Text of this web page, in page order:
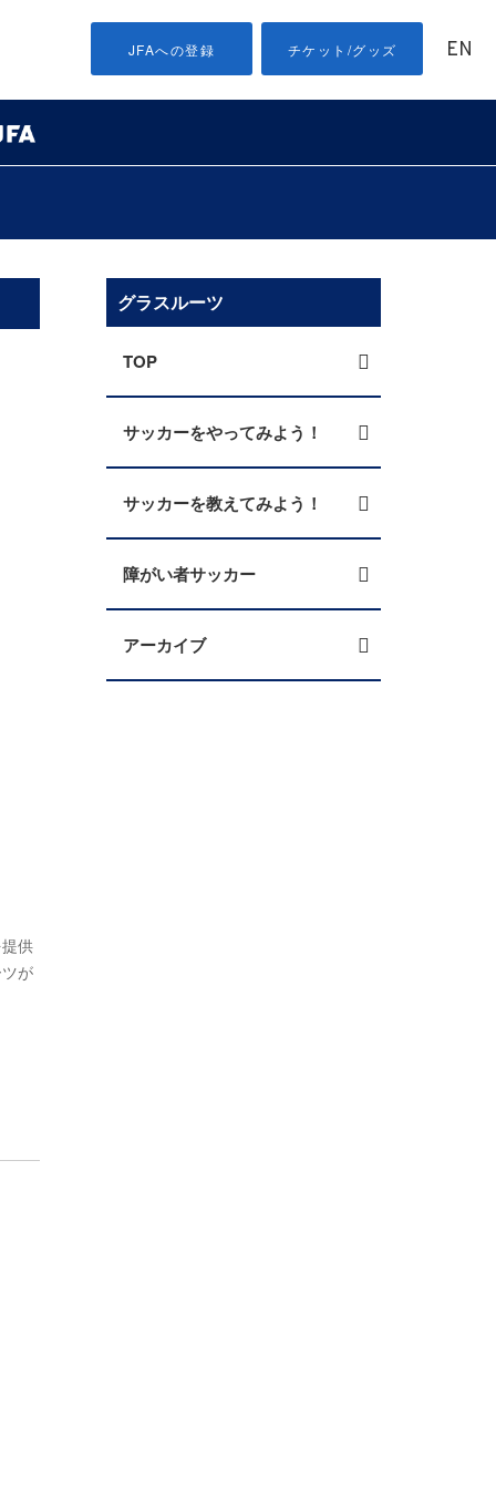
JFAへの登録 チケット/グッズ EN
供
が
グラスルーツ
TOP
サッカーをやってみよう！
サッカーを教えてみよう！
障がい者サッカー
アーカイブ